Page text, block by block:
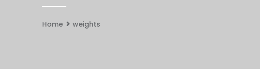
Home weights